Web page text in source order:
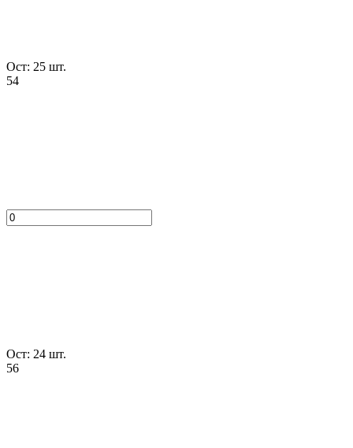
Ост: 25 шт.
54
Ост: 24 шт.
56